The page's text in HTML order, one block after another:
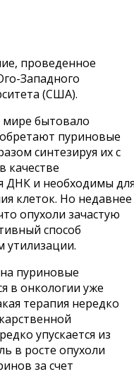
проведенное
Западного
(США).
бытовало
пуриновые
синтезируя их с
качестве
ДНК и необходимы
клеток. Но недавнее
опухоли зачастую
способ
утилизации.
пуриновые
в онкологии уже
терапия нередко
упускается из
в росте опухоли
за счет